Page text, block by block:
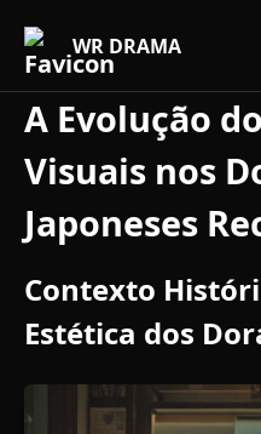
WR DRAMA
A Evolução
Visuais nos
Japoneses
Contexto
Estética dos